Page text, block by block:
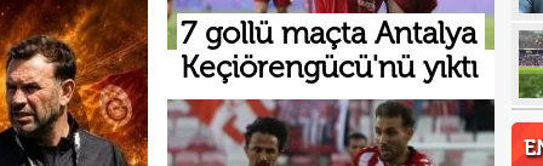
7 gollü maçta Antalya
Keçiörengücü'nü yıktı
5
aldı
kattı